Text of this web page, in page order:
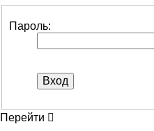
Пароль:
Перейти